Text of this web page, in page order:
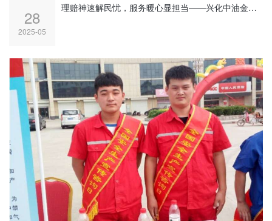
28
2025-05
理赔神速解民忧，服务暖心显担当——兴化中油金路燃气有限公司专业服务获用户锦旗致谢